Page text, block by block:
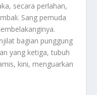
secara perlahan,
Sang pemuda
bagian punggung
yang ketiga, tubuh
kini, menguarkan